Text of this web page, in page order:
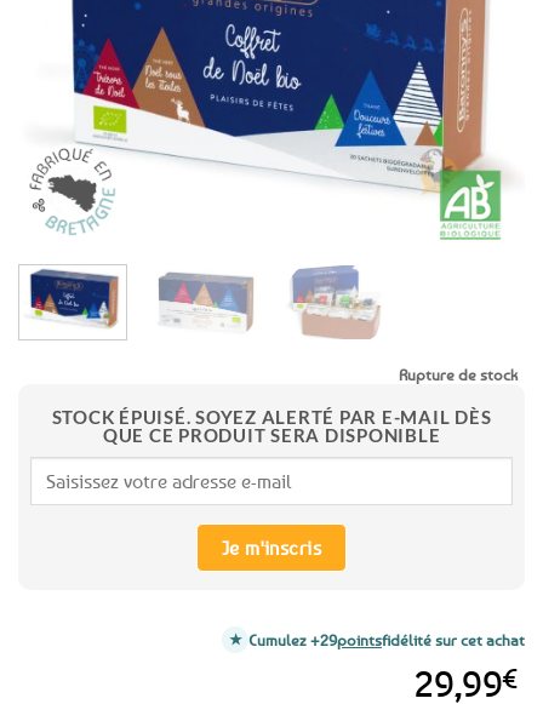
favoris
29,99€
Rupture de stock
STOCK ÉPUISÉ. SOYEZ ALERTÉ PAR E-MAIL DÈS
QUE CE PRODUIT SERA DISPONIBLE
Je m'inscris
Cumulez +29pointsfidélité sur cet achat